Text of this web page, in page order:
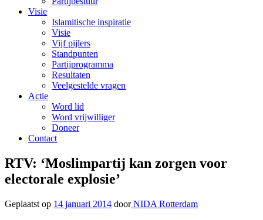
Visie
Islamitische inspiratie
Visie
Vijf pijlers
Standpunten
Partijprogramma
Resultaten
Veelgestelde vragen
Actie
Word lid
Word vrijwilliger
Doneer
Contact
RTV: ‘Moslimpartij kan zorgen voor
electorale explosie’
Geplaatst op 14 januari 2014 doorNIDA Rotterdam